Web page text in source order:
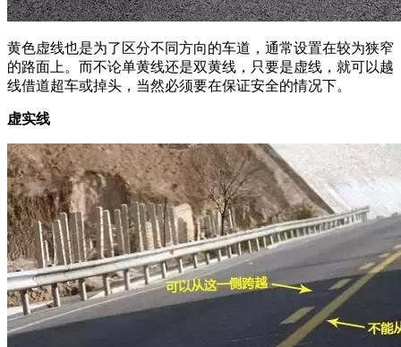
黄色虚线也是为了区分不同方向的车道，通常设置在较为狭窄
的路面上。而不论单黄线还是双黄线，只要是虚线，就可以越
线借道超车或掉头，当然必须要在保证安全的情况下。
虚实线